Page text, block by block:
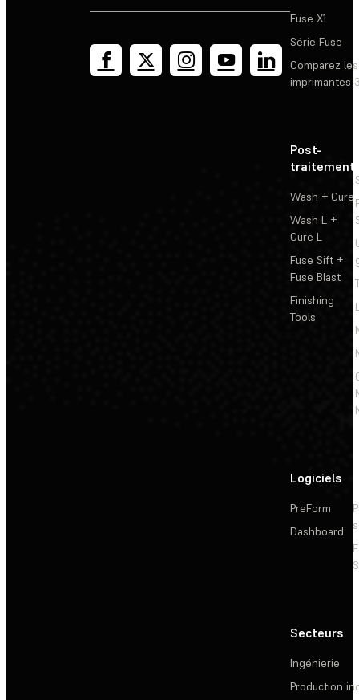
Fuse X1
Série Fuse
Comparez les
imprimantes
Post-
traitement
Wash + Cure
Wash L +
Cure L
Fuse Sift +
Fuse Blast
Finishing
Tools
Logiciels
PreForm
Dashboard
Secteurs
Ingénierie
Production